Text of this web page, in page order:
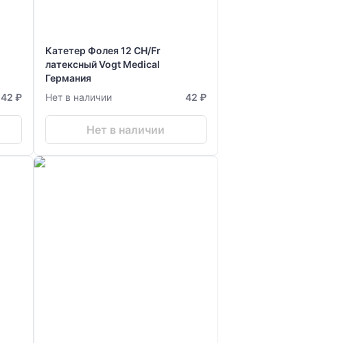
42 ₽
Катетер Фолея 12 CH/Fr
латексный Vogt Medical
Германия
Нет в наличии
42 ₽
Нет в наличии